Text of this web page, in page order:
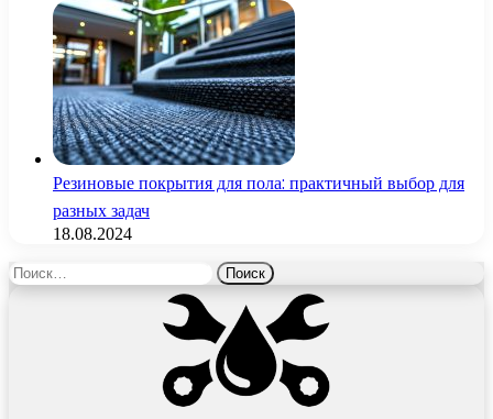
Резиновые покрытия для пола: практичный выбор для
разных задач
18.08.2024
Найти: